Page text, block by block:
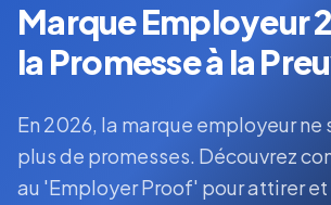
Marque Employeur
la Promesse à la
En 2026, la marque employeur ne
plus de promesses. Découvrez
au 'Employer Proof' pour attirer